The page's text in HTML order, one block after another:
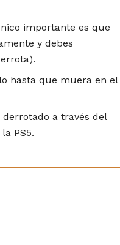
importante es que
y debes
hasta que muera en el
a través del
PS5.